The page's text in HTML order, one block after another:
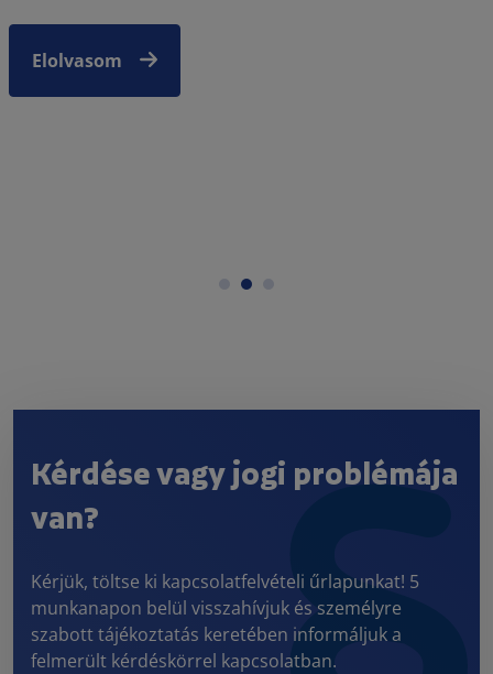
Elolvasom
Kérdése vagy jogi problémája
van?
Kérjük, töltse ki kapcsolatfelvételi űrlapunkat! 5
munkanapon belül visszahívjuk és személyre
szabott tájékoztatás keretében informáljuk a
felmerült kérdéskörrel kapcsolatban.